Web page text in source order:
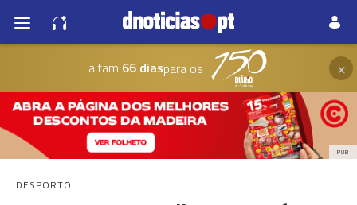
Faltam 66 diaspara os ×
PUB
DESPORTO